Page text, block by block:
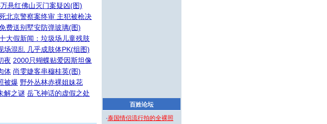
悬红佛山灭门案疑凶(图)
北京警察案终审 主犯被枪决
费送别墅安防弹玻璃(图)
大假新闻：垃圾场儿童残肢
场混乱 几乎成肢体PK(组图)
夜 2000只蝴蝶贴爱因斯坦像
体 尚雯婕客串穆桂英(图)
被爆 野外丛林赤裸姐妹花
解之谜 岳飞神话的虚假之处
百姓论坛
·泰国情侣流行拍的全裸照